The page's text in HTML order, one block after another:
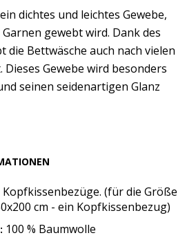
dichtes und leichtes Gewebe,
gewebt wird. Dank des
die Bettwäsche auch nach vielen
Gewebe wird besonders
seinen seidenartigen Glanz
(für die Größe
cm - ein Kopfkissenbezug)
100 % Baumwolle